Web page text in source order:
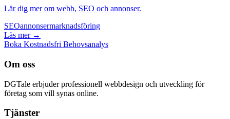
Lär dig mer om webb, SEO och annonser.
SEOannonsermarknadsföring
Läs mer →
Boka Kostnadsfri Behovsanalys
Om oss
DGTale erbjuder professionell webbdesign och utveckling för
företag som vill synas online.
Tjänster